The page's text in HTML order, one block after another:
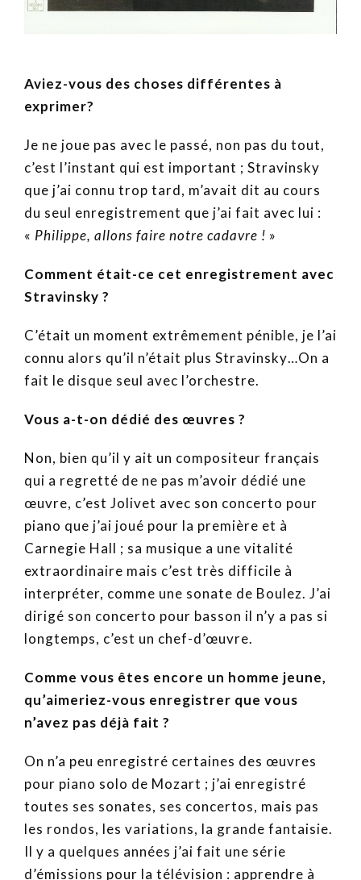
Aviez-vous des choses différentes à
exprimer?
Je ne joue pas avec le passé, non pas du tout,
c’est l’instant qui est important ; Stravinsky
que j’ai connu trop tard, m’avait dit au cours
du seul enregistrement que j’ai fait avec lui :
« Philippe, allons faire notre cadavre ! »
Comment était-ce cet enregistrement avec
Stravinsky ?
C’était un moment extrêmement pénible, je l’ai
connu alors qu’il n’était plus Stravinsky…On a
fait le disque seul avec l’orchestre.
Vous a-t-on dédié des œuvres ?
Non, bien qu’il y ait un compositeur français
qui a regretté de ne pas m’avoir dédié une
œuvre, c’est Jolivet avec son concerto pour
piano que j’ai joué pour la première et à
Carnegie Hall ; sa musique a une vitalité
extraordinaire mais c’est très difficile à
interpréter, comme une sonate de Boulez. J’ai
dirigé son concerto pour basson il n’y a pas si
longtemps, c’est un chef-d’œuvre.
Comme vous êtes encore un homme jeune,
qu’aimeriez-vous enregistrer que vous
n’avez pas déjà fait ?
On n’a peu enregistré certaines des œuvres
pour piano solo de Mozart ; j’ai enregistré
toutes ses sonates, ses concertos, mais pas
les rondos, les variations, la grande fantaisie.
Il y a quelques années j’ai fait une série
d’émissions pour la télévision : apprendre à